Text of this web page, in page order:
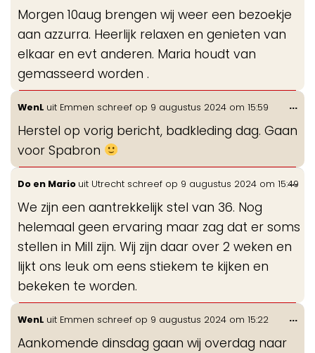
Morgen 10aug brengen wij weer een bezoekje
aan azzurra. Heerlijk relaxen en genieten van
elkaar en evt anderen. Maria houdt van
gemasseerd worden .
WenL uit Emmen schreef op 9 augustus 2024 om 15:59
Herstel op vorig bericht, badkleding dag. Gaan
voor Spabron
...
Do en Mario uit Utrecht schreef op 9 augustus 2024 om 15:49
We zijn een aantrekkelijk stel van 36. Nog
helemaal geen ervaring maar zag dat er soms
stellen in Mill zijn. Wij zijn daar over 2 weken en
lijkt ons leuk om eens stiekem te kijken en
bekeken te worden.
...
WenL uit Emmen schreef op 9 augustus 2024 om 15:22
Aankomende dinsdag gaan wij overdag naar
...